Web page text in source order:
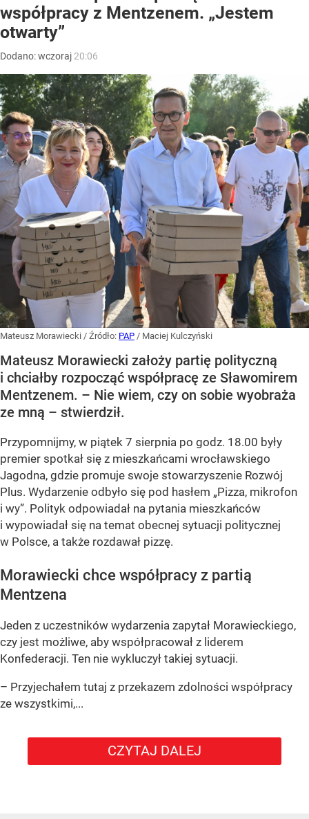
współpracy z Mentzenem. „Jestem
otwarty”
Dodano:wczoraj 20:06
Mateusz Morawiecki / Źródło: PAP / Maciej Kulczyński
Mateusz Morawiecki założy partię polityczną
i chciałby rozpocząć współpracę ze Sławomirem
Mentzenem. – Nie wiem, czy on sobie wyobraża
ze mną – stwierdził.
Przypomnijmy, w piątek 7 sierpnia po godz. 18.00 były
premier spotkał się z mieszkańcami wrocławskiego
Jagodna, gdzie promuje swoje stowarzyszenie Rozwój
Plus. Wydarzenie odbyło się pod hasłem „Pizza, mikrofon
i wy”. Polityk odpowiadał na pytania mieszkańców
i wypowiadał się na temat obecnej sytuacji politycznej
w Polsce, a także rozdawał pizzę.
Morawiecki chce współpracy z partią
Mentzena
Jeden z uczestników wydarzenia zapytał Morawieckiego,
czy jest możliwe, aby współpracował z liderem
Konfederacji. Ten nie wykluczył takiej sytuacji.
– Przyjechałem tutaj z przekazem zdolności współpracy
ze wszystkimi,...
CZYTAJ DALEJ